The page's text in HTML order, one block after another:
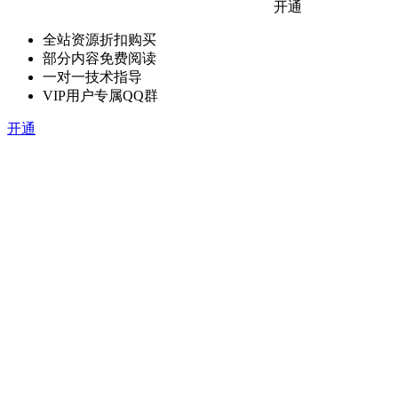
开通
全站资源折扣购买
部分内容免费阅读
一对一技术指导
VIP用户专属QQ群
开通